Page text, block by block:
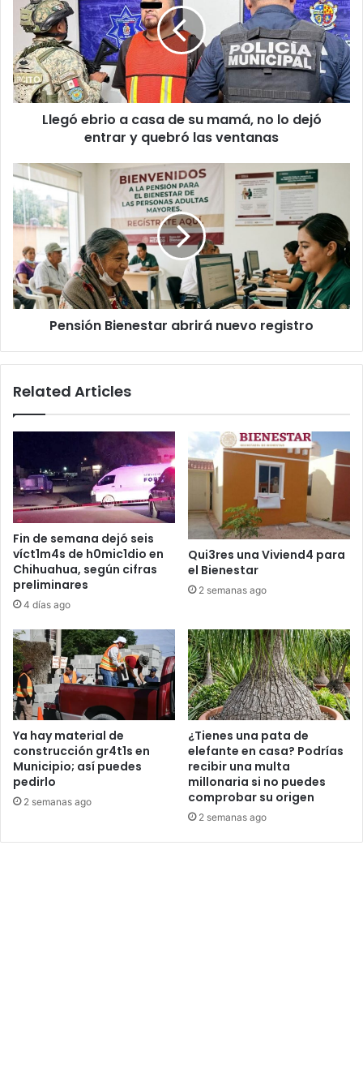
casa
de
su
mamá,
no
lo
quebró
las
ventanas
Llegó ebrio a casa de su mamá, no lo dejó
entrar y quebró las ventanas
Pensión
Bienestar
abrirá
nuevo
Pensión Bienestar abrirá nuevo registro
Related Articles
Fin de semana dejó seis
víct1m4s de h0mic1dio en
Chihuahua, según cifras
preliminares
4 días ago
Qui3res una Viviend4 para
el Bienestar
2 semanas ago
Ya hay material de
construcción gr4t1s en
Municipio; así puedes
pedirlo
2 semanas ago
¿Tienes una pata de
elefante en casa? Podrías
recibir una multa
millonaria si no puedes
comprobar su origen
2 semanas ago